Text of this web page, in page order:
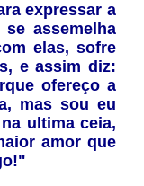
expressar a
assemelha
elas, sofre
e assim diz:
ofereço a
mas sou eu
ultima ceia,
amor que